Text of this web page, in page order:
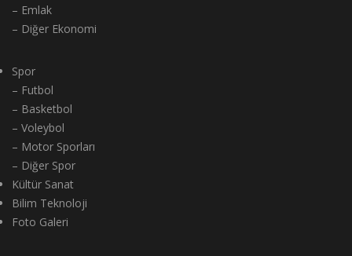
– Emlak
– Diğer Ekonomi
Spor
– Futbol
– Basketbol
– Voleybol
– Motor Sporları
– Diğer Spor
Kültür Sanat
Bilim Teknoloji
Foto Galeri